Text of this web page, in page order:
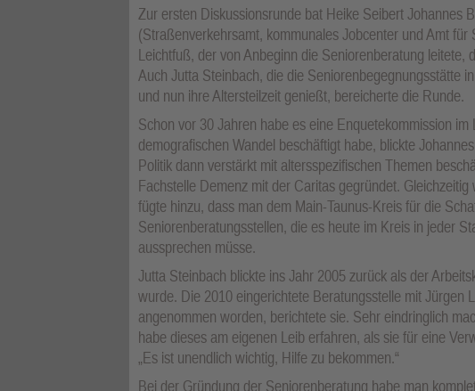
Zur ersten Diskussionsrunde bat Heike Seibert Johannes
(Straßenverkehrsamt, kommunales Jobcenter und Amt
Leichtfuß, der von Anbeginn die Seniorenberatung leitete,
Auch Jutta Steinbach, die die Seniorenbegegnungsstätte
und nun ihre Altersteilzeit genießt, bereicherte die Runde.
Schon vor 30 Jahren habe es eine Enquetekommission
demografischen Wandel beschäftigt habe, blickte
Politik dann verstärkt mit altersspezifischen Themen
Fachstelle Demenz mit der Caritas gegründet.
fügte hinzu, dass man dem Main-Taunus-Kreis für die
Seniorenberatungsstellen, die es heute im Kreis in jeder
aussprechen müsse.
Jutta Steinbach blickte ins Jahr 2005 zurück als der
wurde. Die 2010 eingerichtete Beratungsstelle mit Jürgen
angenommen worden, berichtete sie. Sehr eindringlich
habe dieses am eigenen Leib erfahren, als sie für eine
„Es ist unendlich wichtig, Hilfe zu bekommen.“
Bei der Gründung der Seniorenberatung habe man